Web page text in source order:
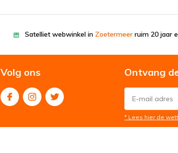
Satelliet webwinkel in Zoetermeer ruim 20 jaar
Volg ons Ontvang
* Lees hier de